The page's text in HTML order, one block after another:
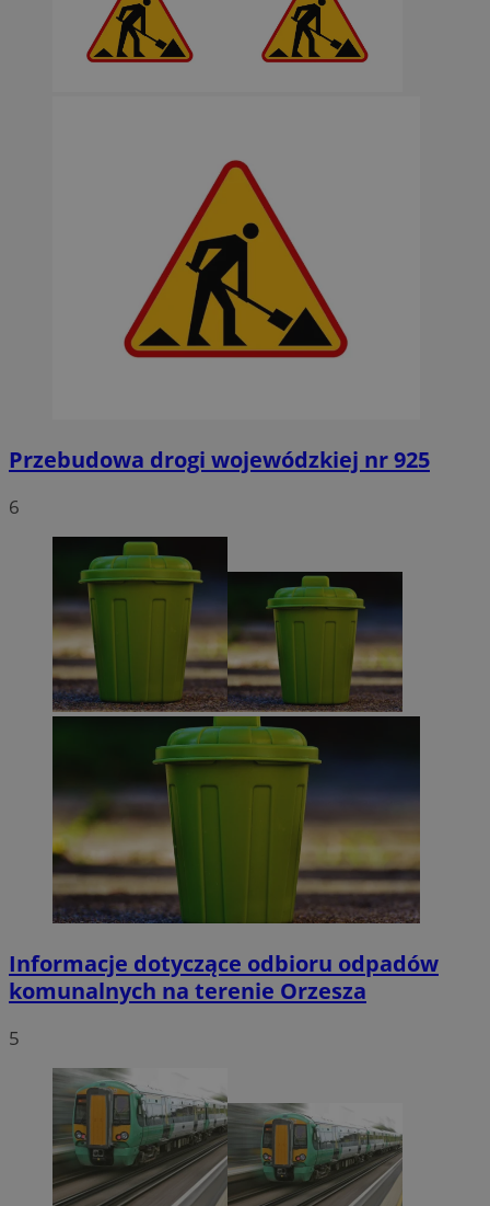
Przebudowa drogi wojewódzkiej nr 925
6
Informacje dotyczące odbioru odpadów
komunalnych na terenie Orzesza
5